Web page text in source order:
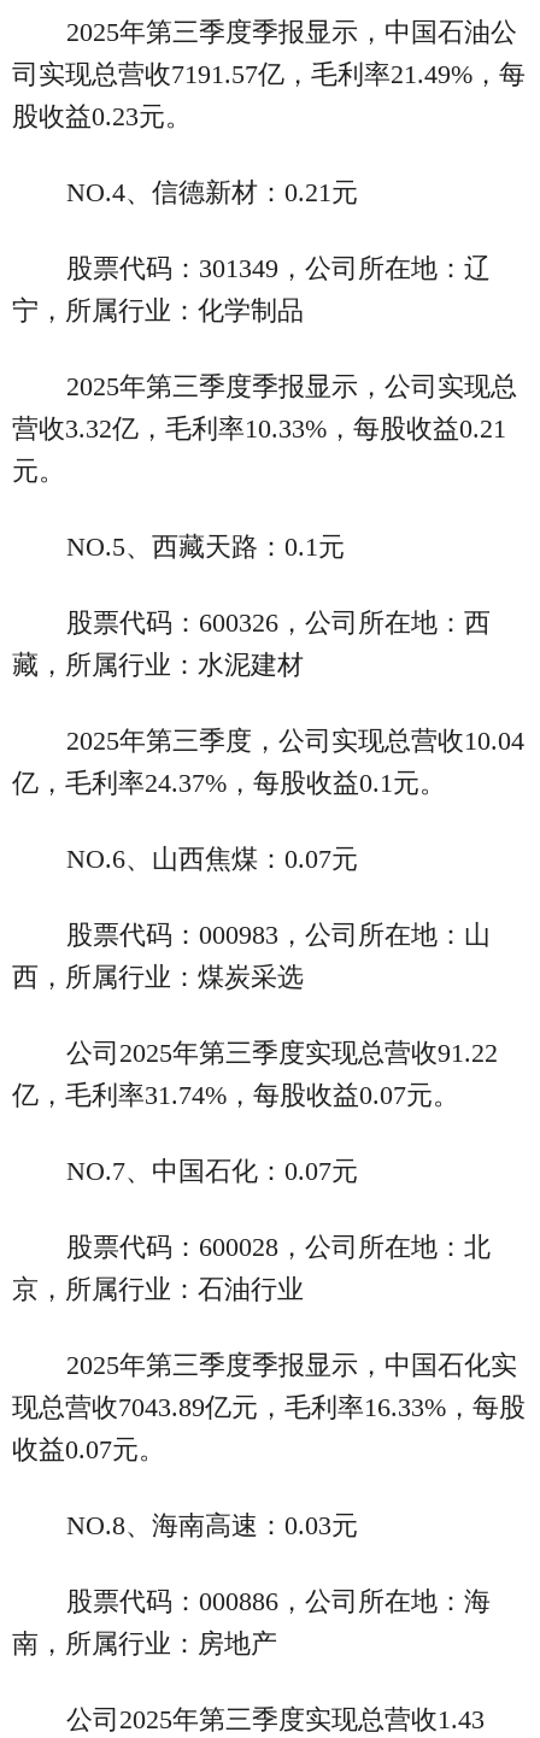
2025年第三季度季报显示，中国石油公
司实现总营收7191.57亿，毛利率21.49%，每
股收益0.23元。
NO.4、信德新材：0.21元
股票代码：301349，公司所在地：辽
宁，所属行业：化学制品
2025年第三季度季报显示，公司实现总
营收3.32亿，毛利率10.33%，每股收益0.21
元。
NO.5、西藏天路：0.1元
股票代码：600326，公司所在地：西
藏，所属行业：水泥建材
2025年第三季度，公司实现总营收10.04
亿，毛利率24.37%，每股收益0.1元。
NO.6、山西焦煤：0.07元
股票代码：000983，公司所在地：山
西，所属行业：煤炭采选
公司2025年第三季度实现总营收91.22
亿，毛利率31.74%，每股收益0.07元。
NO.7、中国石化：0.07元
股票代码：600028，公司所在地：北
京，所属行业：石油行业
2025年第三季度季报显示，中国石化实
现总营收7043.89亿元，毛利率16.33%，每股
收益0.07元。
NO.8、海南高速：0.03元
股票代码：000886，公司所在地：海
南，所属行业：房地产
公司2025年第三季度实现总营收1.43